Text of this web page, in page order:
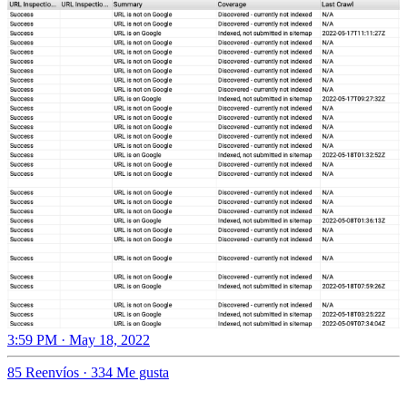
3:59 PM · May 18, 2022
85 Reenvíos · 334 Me gusta